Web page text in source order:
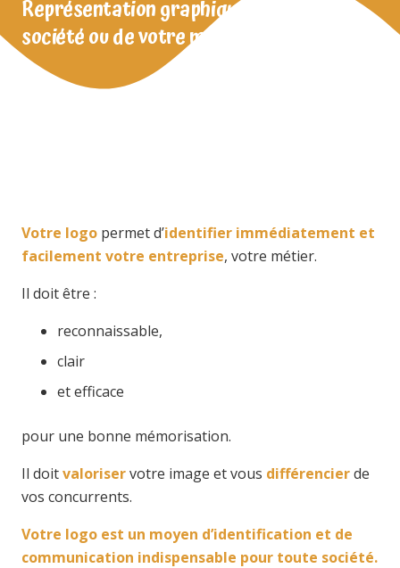
Représentation graphique de votre
société ou de votre marque
Votre logo permet d’identifier immédiatement et
facilement votre entreprise, votre métier.
Il doit être :
reconnaissable,
clair
et efficace
pour une bonne mémorisation.
Il doitvaloriservotre image et vous différencierde
vos concurrents.
Votre logo est un moyen d’identification et de
communication indispensable pour toute société.